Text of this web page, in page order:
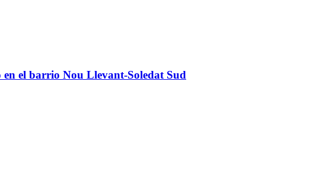
el barrio Nou Llevant-Soledat Sud